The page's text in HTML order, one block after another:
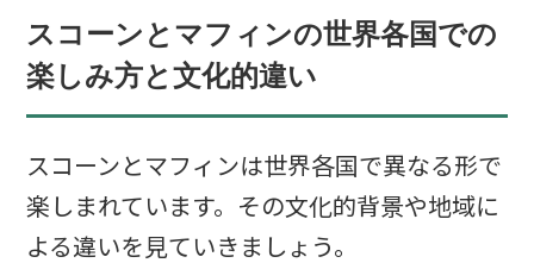
スコーンとマフィンの世界各国での
楽しみ方と文化的違い
スコーンとマフィンは世界各国で異なる形で
楽しまれています。その文化的背景や地域に
よる違いを見ていきましょう。